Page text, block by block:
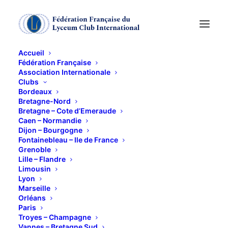
Accueil
Fédération Française
Association Internationale
Clubs
Bordeaux
Bretagne-Nord
Bretagne – Cote d’Emeraude
Caen – Normandie
Dijon – Bourgogne
Fontainebleau – Ile de France
Grenoble
Lille – Flandre
Limousin
Lyon
Marseille
Orléans
Paris
Troyes – Champagne
Déjeuner des Voeux
et présentation des
nouvelles
Restaurant du Sénat